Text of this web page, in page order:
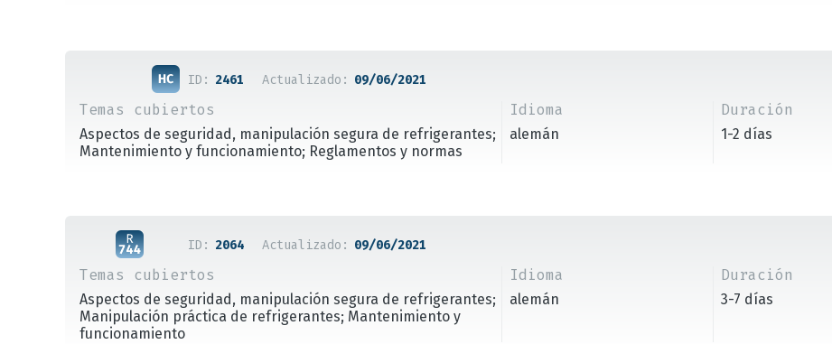
ID: 2461 Actualizado: 09/06/2021
Temas cubiertos
Aspectos de seguridad, manipulación segura de refrigerantes;
Mantenimiento y funcionamiento; Reglamentos y normas
Idioma
alemán
Duración
1-2 días
ID: 2064 Actualizado: 09/06/2021
Temas cubiertos
Aspectos de seguridad, manipulación segura de refrigerantes;
Manipulación práctica de refrigerantes; Mantenimiento y
funcionamiento
Idioma
alemán
Duración
3-7 días